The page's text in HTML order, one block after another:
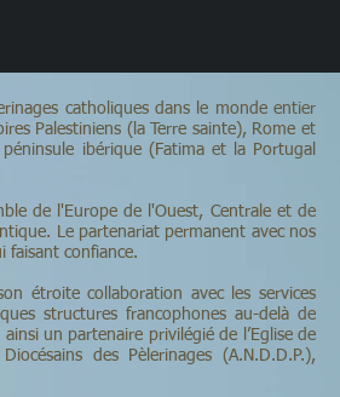
catholiques dans le monde entier
Palestiniens (la Terre sainte), Rome et
ibérique (Fatima et la Portugal
de l'Europe de l'Ouest, Centrale et de
Le partenariat permanent avec nos
faisant confiance.
étroite collaboration avec les services
structures francophones au-delà de
un partenaire privilégié de l’Eglise de
des Pèlerinages (A.N.D.D.P.),